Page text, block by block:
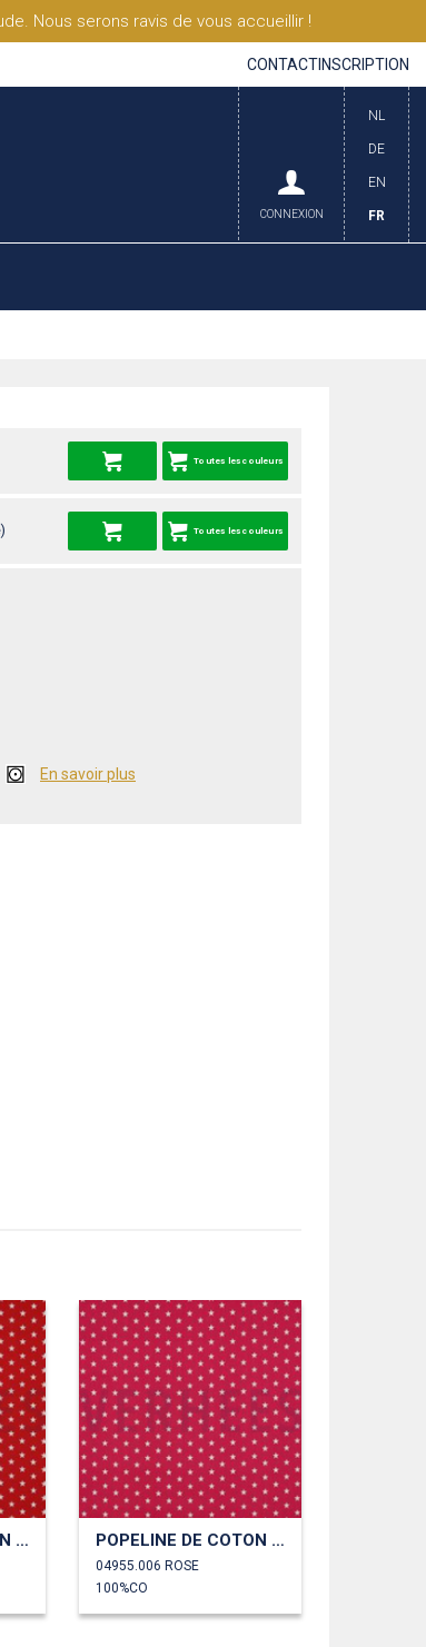
Nous serons ravis de vous accueillir !
CONTACT INSCRIPTION
NL
DE
EN
FR
CONNEXION
Toutes les couleurs
Toutes les couleurs
En savoir plus
POPELINE DE COTON PETITES ÉTOILES POPELINE DE COTON PETITES ÉTOILES
04955.006 ROSE
100%CO